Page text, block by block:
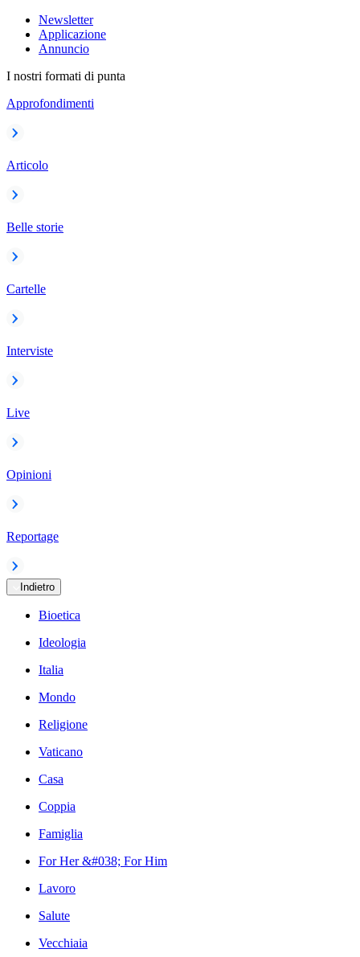
Newsletter
Applicazione
Annuncio
I nostri formati di punta
Approfondimenti
Articolo
Belle storie
Cartelle
Interviste
Live
Opinioni
Reportage
Indietro
Bioetica
Ideologia
Italia
Mondo
Religione
Vaticano
Casa
Coppia
Famiglia
For Her &#038; For Him
Lavoro
Salute
Vecchiaia